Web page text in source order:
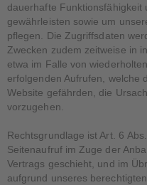
dauerhafte Funktionsfähigkeit
gewährleisten sowie um
pflegen. Die Zugriffsdaten
Zwecken zudem zeitweise in
etwa im Falle von
erfolgenden Aufrufen, welche
Website gefährden, die
vorzugehen.
Rechtsgrundlage ist Art. 6
Seitenaufruf im Zuge der
Vertrags geschieht, und im
aufgrund unseres